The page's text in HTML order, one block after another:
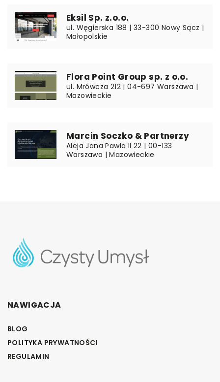
Eksil Sp. z.o.o.
ul. Węgierska 188 | 33-300 Nowy Sącz |
Małopolskie
Flora Point Group sp. z o.o.
ul. Mrówcza 212 | 04-697 Warszawa |
Mazowieckie
Marcin Soczko & Partnerzy
Aleja Jana Pawła II 22 | 00-133
Warszawa | Mazowieckie
NAWIGACJA
BLOG
POLITYKA PRYWATNOŚCI
REGULAMIN